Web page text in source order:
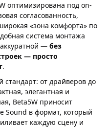
оптимизирована под on-
согласованность,
«зона комфорта» по
система монтажа
— без
— просто
.
стандарт: от драйверов до
элегантная и
Beta5W приносит
Sound в формат, который
каждую сцену и